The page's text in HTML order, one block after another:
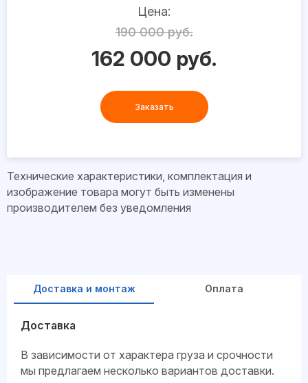
Цена:
190 000 руб.
162 000 руб.
Заказать
Технические характеристики, комплектация и
изображение товара могут быть изменены
производителем без уведомления
Доставка и монтаж Оплата
Доставка
В зависимости от характера груза и срочности
мы предлагаем несколько вариантов доставки.